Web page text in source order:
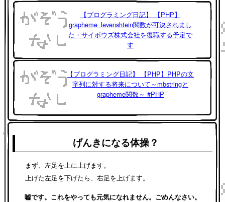
【プログラミング日記】 【PHP】
grapheme_levenshtein関数が可決されまし
た・サイボウズ株式会社を復職する予定で
す
【プログラミング日記】 【PHP】PHPの文
字列に対する将来について～mbstringと
grapheme関数～ #PHP
げんきになる体操？
まず、左足を上に上げます。
上げた左足を下げたら、右足を上げます。
嘘です。これをやっても元気になれません。ごめんなさい。